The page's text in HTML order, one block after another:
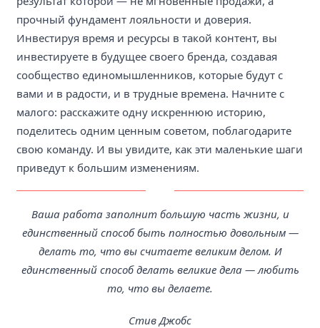
прочный фундамент лояльности и доверия.
Инвестируя время и ресурсы в такой контент, вы
инвестируете в будущее своего бренда, создавая
сообщество единомышленников, которые будут с
вами и в радости, и в трудные времена. Начните с
малого: расскажите одну искреннюю историю,
поделитесь одним ценным советом, поблагодарите
свою команду. И вы увидите, как эти маленькие шаги
приведут к большим изменениям.
Ваша работа заполнит большую часть жизни, и
единственный способ быть полностью довольным —
делать то, что вы считаете великим делом. И
единственный способ делать великие дела — любить
то, что вы делаете.
Стив Джобс